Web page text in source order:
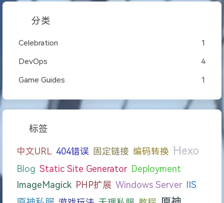
分类
Celebration 1
DevOps 4
Game Guides 1
标签
中文URL 404错误 固定链接 编码转换 Hexo
Blog Static Site Generator Deployment
ImageMagick PHP扩展 Windows Server IIS